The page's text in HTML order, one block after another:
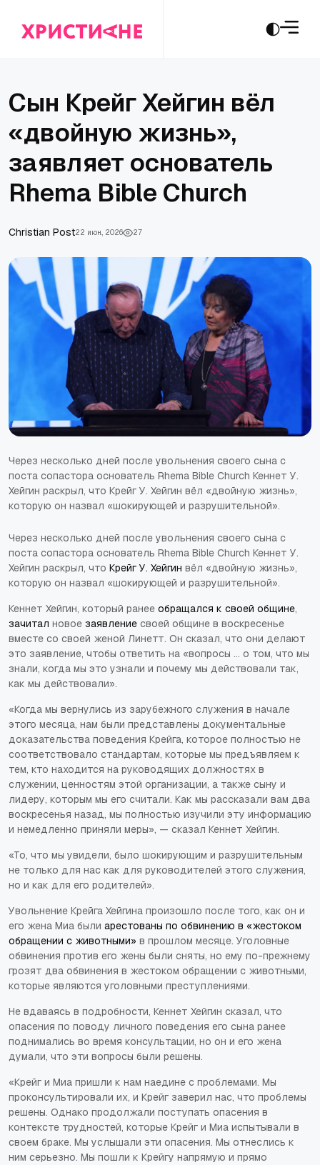
Сын Крейг Хейгин вёл
«двойную жизнь»,
заявляет основатель
Rhema Bible Church
Сhristian Post22 июн., 2026 27
Через несколько дней после увольнения своего сына с
поста сопастора основатель Rhema Bible Church Кеннет У.
Хейгин раскрыл, что Крейг У. Хейгин вёл «двойную жизнь»,
которую он назвал «шокирующей и разрушительной».
Через несколько дней после увольнения своего сына с
поста сопастора основатель Rhema Bible Church Кеннет У.
Хейгин раскрыл, что Крейг У. Хейгин вёл «двойную жизнь»,
которую он назвал «шокирующей и разрушительной».
Кеннет Хейгин, который ранее обращался к своей общине,
зачитал новое заявление своей общине в воскресенье
вместе со своей женой Линетт. Он сказал, что они делают
это заявление, чтобы ответить на «вопросы … о том, что мы
знали, когда мы это узнали и почему мы действовали так,
как мы действовали».
«Когда мы вернулись из зарубежного служения в начале
этого месяца, нам были представлены документальные
доказательства поведения Крейга, которое полностью не
соответствовало стандартам, которые мы предъявляем к
тем, кто находится на руководящих должностях в
служении, ценностям этой организации, а также сыну и
лидеру, которым мы его считали. Как мы рассказали вам два
воскресенья назад, мы полностью изучили эту информацию
и немедленно приняли меры», — сказал Кеннет Хейгин.
«То, что мы увидели, было шокирующим и разрушительным
не только для нас как для руководителей этого служения,
но и как для его родителей».
Увольнение Крейга Хейгина произошло после того, как он и
его жена Миа были арестованы по обвинению в «жестоком
обращении с животными» в прошлом месяце. Уголовные
обвинения против его жены были сняты, но ему по-прежнему
грозят два обвинения в жестоком обращении с животными,
которые являются уголовными преступлениями.
Не вдаваясь в подробности, Кеннет Хейгин сказал, что
опасения по поводу личного поведения его сына ранее
поднимались во время консультации, но он и его жена
думали, что эти вопросы были решены.
«Крейг и Миа пришли к нам наедине с проблемами. Мы
проконсультировали их, и Крейг заверил нас, что проблемы
решены. Однако продолжали поступать опасения в
контексте трудностей, которые Крейг и Миа испытывали в
своем браке. Мы услышали эти опасения. Мы отнеслись к
ним серьезно. Мы пошли к Крейгу напрямую и прямо